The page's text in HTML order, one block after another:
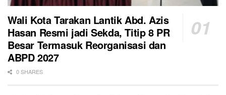
Wali Kota Tarakan Lantik Abd. Azis
Hasan Resmi jadi Sekda, Titip 8 PR
Besar Termasuk Reorganisasi dan
ABPD 2027
0 SHARES